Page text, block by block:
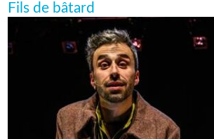
Fils de bâtard